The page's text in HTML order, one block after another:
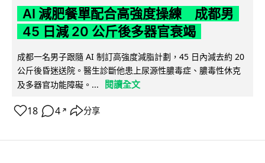
AI 減肥餐單配合高強度操練 成都男
45 日減 20 公斤後多器官衰竭
成都一名男子跟隨 AI 制訂高強度減脂計劃，45 日內減去約 20
公斤後昏迷送院。醫生診斷他患上尿源性膿毒症、膿毒性休克
及多器官功能障礙。...
閱讀全文
18 4 ↗ 分享